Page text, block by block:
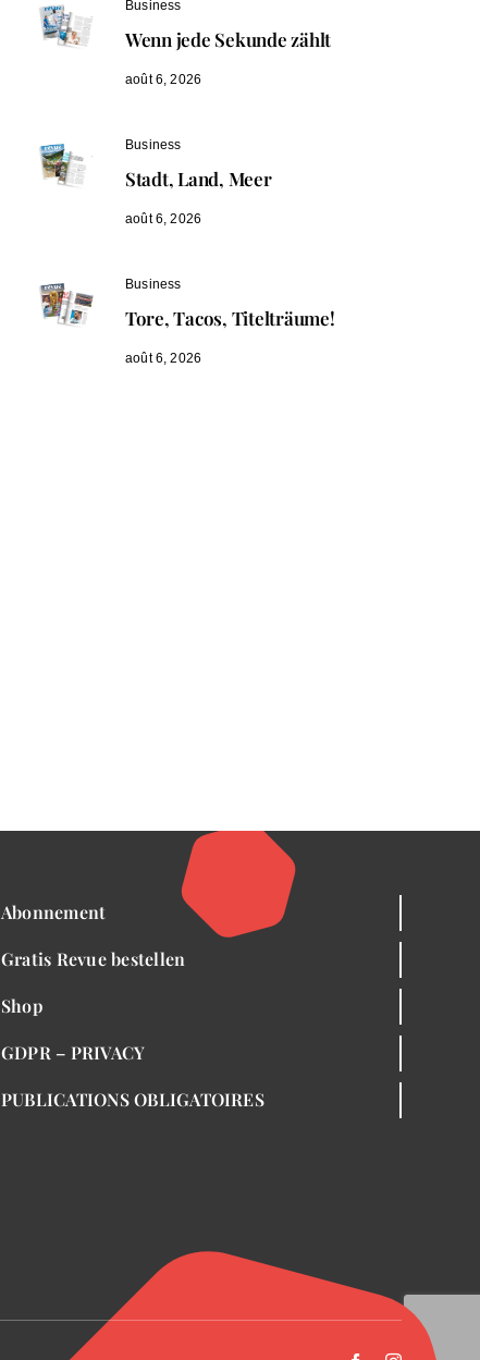
Business
Wenn jede Sekunde zählt
août 6, 2026
Business
Stadt, Land, Meer
août 6, 2026
Business
Tore, Tacos, Titelträume!
août 6, 2026
Abonnement
Gratis Revue bestellen
Shop
GDPR – PRIVACY
PUBLICATIONS OBLIGATOIRES